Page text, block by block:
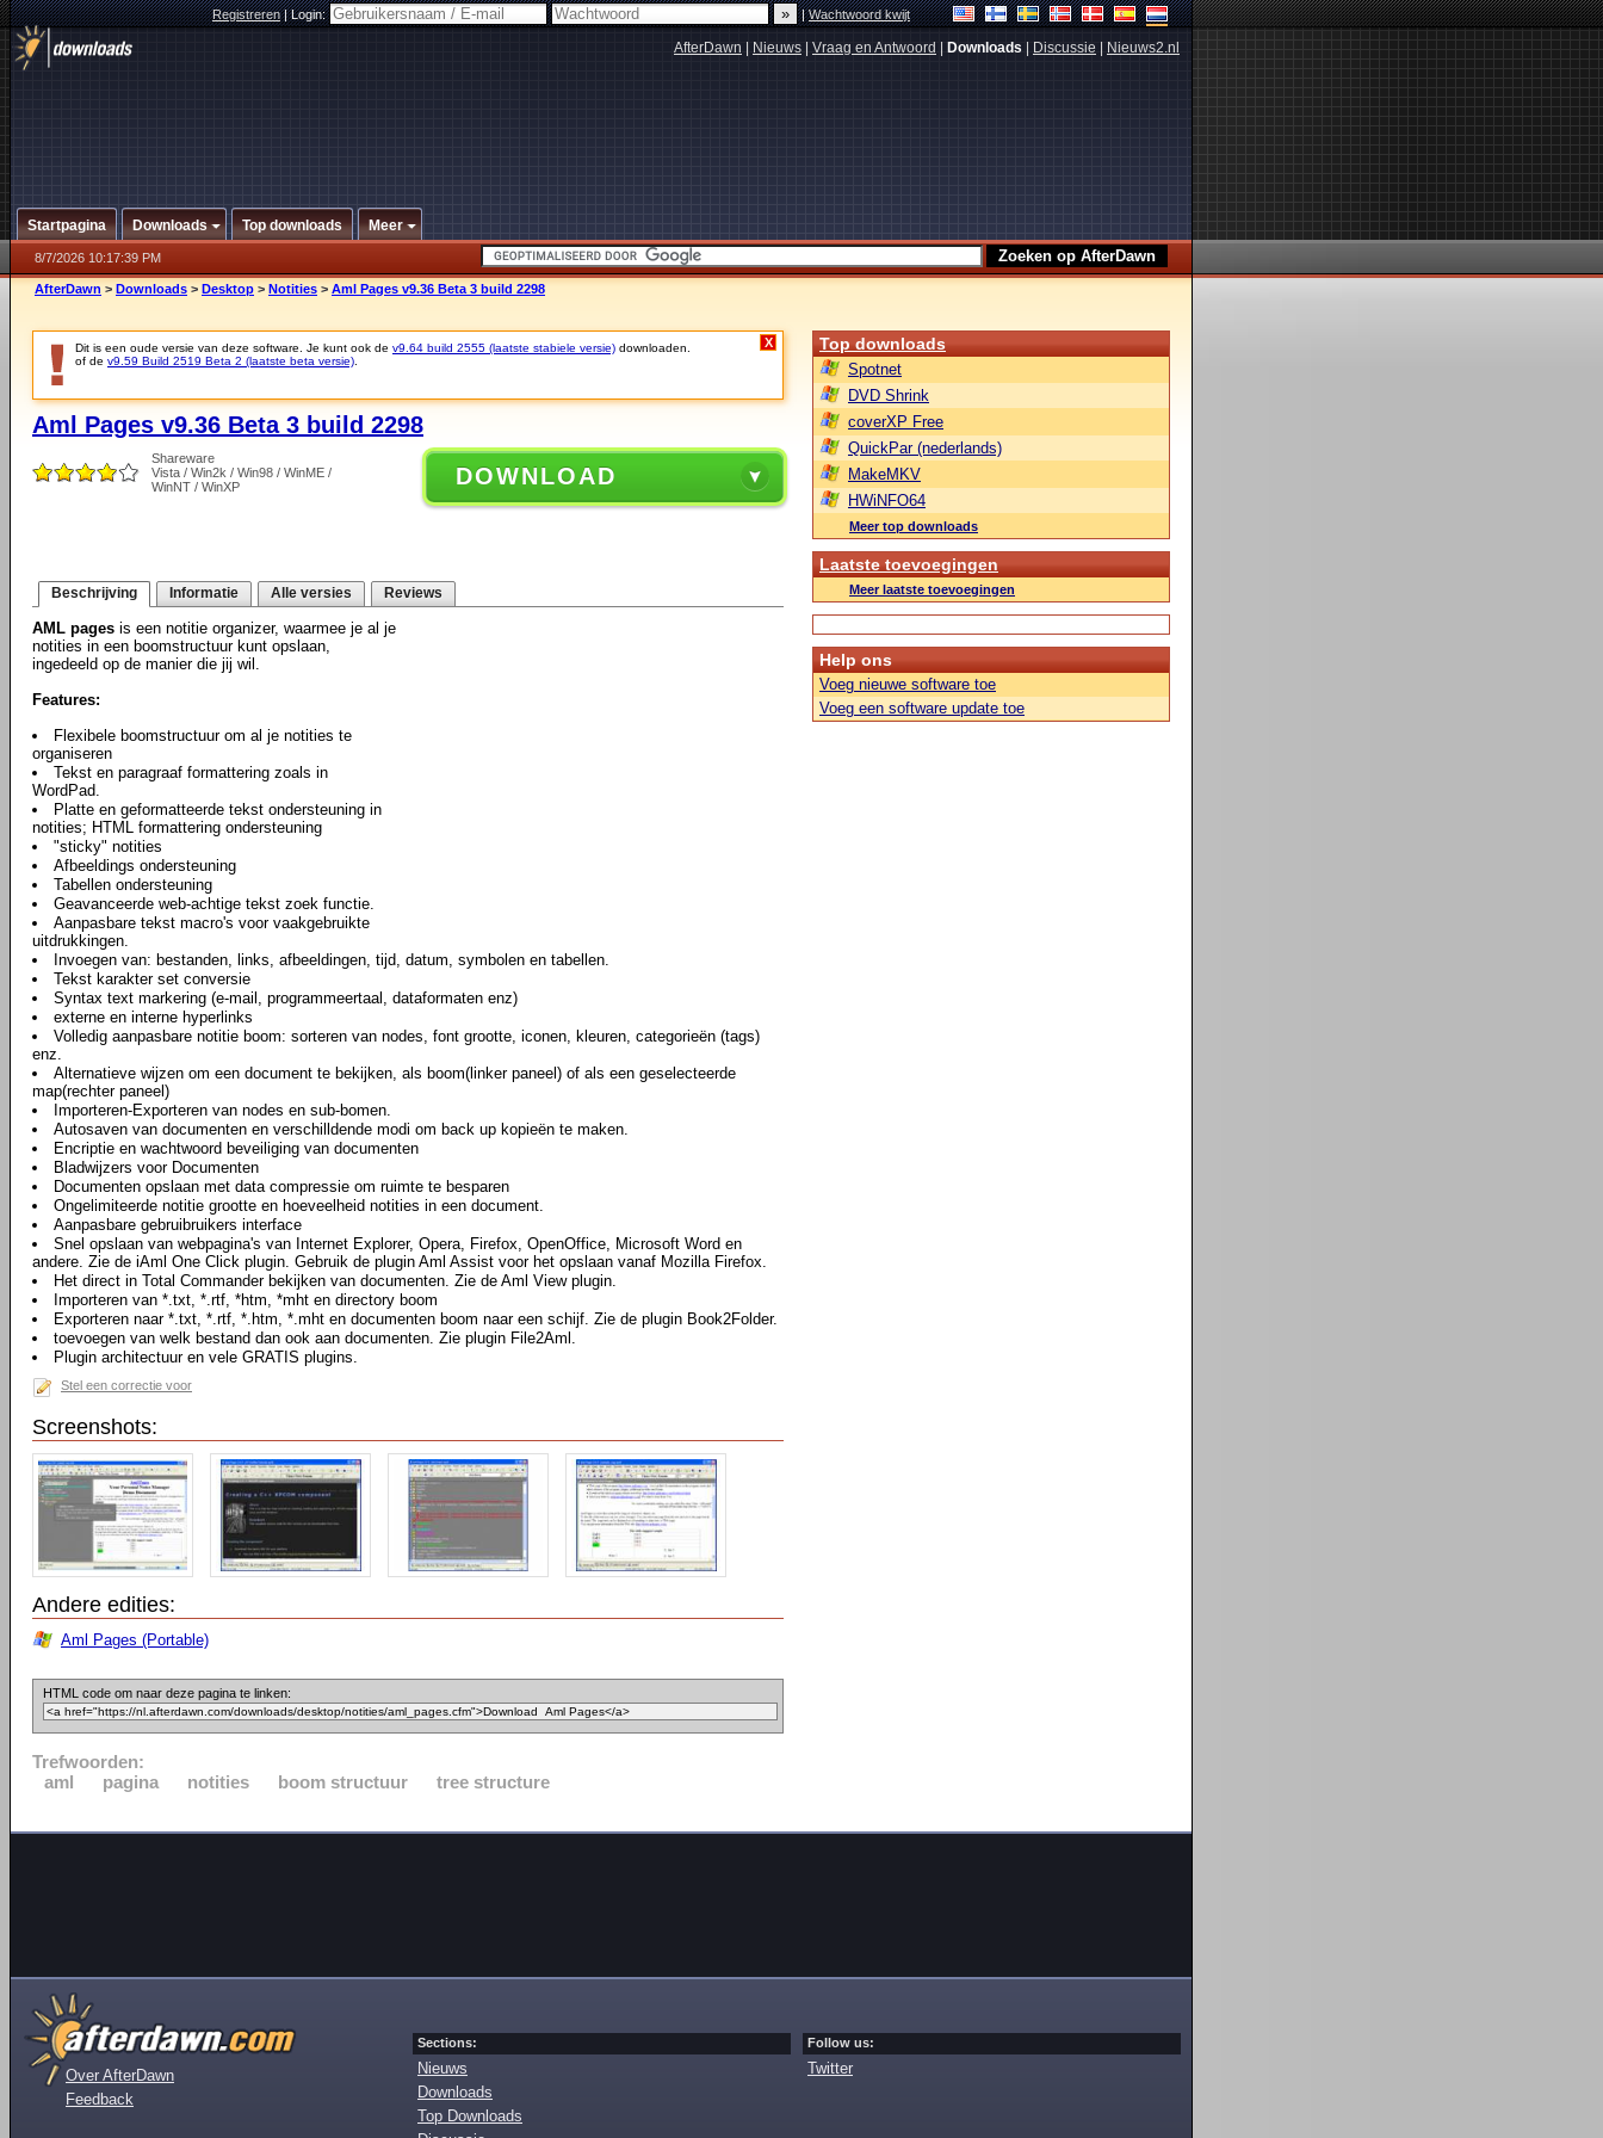
Registreren|Login: |Wachtwoord kwijt
AfterDawn Nieuws Vraag en Antwoord Downloads Discussie Nieuws2.nl
Startpagina Downloads Top downloads Meer
8/7/2026 10:17:39 PM
AfterDawn > Downloads > Desktop > Notities > Aml Pages v9.36 Beta 3 build 2298
Dit is een oude versie van deze software. Je kunt ook de v9.64 build 2555 (laatste stabiele versie) downloaden.
of de v9.59 Build 2519 Beta 2 (laatste beta versie)
X
Aml Pages v9.36 Beta 3 build 2298
Shareware
Vista / Win2k / Win98 / WinME /
WinNT / WinXP
DOWNLOAD
Beschrijving Informatie Alle versies Reviews
AML pages is een notitie organizer, waarmee je al je
notities in een boomstructuur kunt opslaan,
ingedeeld op de manier die jij wil.
Features:
Flexibele boomstructuur om al je notities te
organiseren
Tekst en paragraaf formattering zoals in
WordPad.
Platte en geformatteerde tekst ondersteuning in
notities; HTML formattering ondersteuning
"sticky" notities
Afbeeldings ondersteuning
Tabellen ondersteuning
Geavanceerde web-achtige tekst zoek functie.
Aanpasbare tekst macro's voor vaakgebruikte
uitdrukkingen.
Invoegen van: bestanden, links, afbeeldingen, tijd, datum, symbolen en tabellen.
Tekst karakter set conversie
Syntax text markering (e-mail, programmeertaal, dataformaten enz)
externe en interne hyperlinks
Volledig aanpasbare notitie boom: sorteren van nodes, font grootte, iconen, kleuren, categorieën (tags)
enz.
Alternatieve wijzen om een document te bekijken, als boom(linker paneel) of als een geselecteerde
map(rechter paneel)
Importeren-Exporteren van nodes en sub-bomen.
Autosaven van documenten en verschilldende modi om back up kopieën te maken.
Encriptie en wachtwoord beveiliging van documenten
Bladwijzers voor Documenten
Documenten opslaan met data compressie om ruimte te besparen
Ongelimiteerde notitie grootte en hoeveelheid notities in een document.
Aanpasbare gebruibruikers interface
Snel opslaan van webpagina's van Internet Explorer, Opera, Firefox, OpenOffice, Microsoft Word en
andere. Zie de iAml One Click plugin. Gebruik de plugin Aml Assist voor het opslaan vanaf Mozilla Firefox.
Het direct in Total Commander bekijken van documenten. Zie de Aml View plugin.
Importeren van *.txt, *.rtf, *htm, *mht en directory boom
Exporteren naar *.txt, *.rtf, *.htm, *.mht en documenten boom naar een schijf. Zie de plugin Book2Folder.
toevoegen van welk bestand dan ook aan documenten. Zie plugin File2Aml.
Plugin architectuur en vele GRATIS plugins.
Stel een correctie voor
Screenshots:
Andere edities:
Aml Pages (Portable)
HTML code om naar deze pagina te linken:
Trefwoorden:
aml
pagina notities boom structuur tree structure
Top downloads
Spotnet
DVD Shrink
coverXP Free
QuickPar (nederlands)
MakeMKV
HWiNFO64
Meer top downloads
Laatste toevoegingen
Meer laatste toevoegingen
Help ons
Voeg nieuwe software toe
Voeg een software update toe
Over AfterDawn
Feedback
Sections:
Nieuws
Downloads
Top Downloads
Follow us:
Twitter